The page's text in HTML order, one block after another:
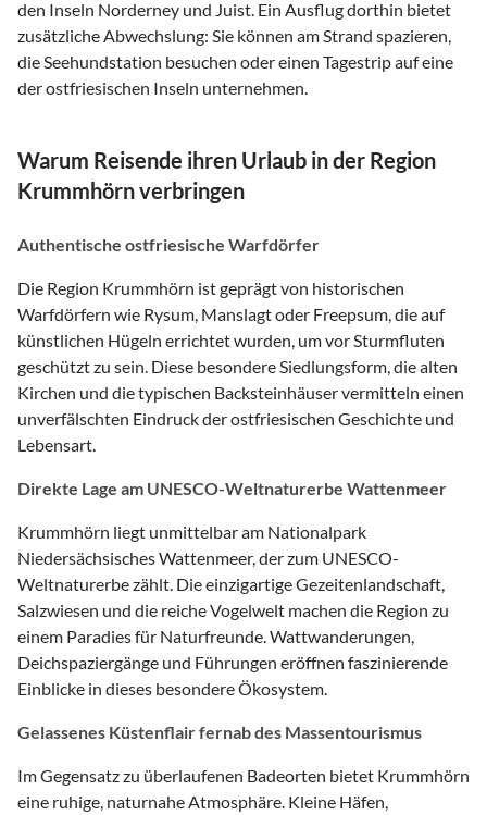
den Inseln Norderney und Juist. Ein Ausflug dorthin bietet
zusätzliche Abwechslung: Sie können am Strand spazieren,
die Seehundstation besuchen oder einen Tagestrip auf eine
der ostfriesischen Inseln unternehmen.
Warum Reisende ihren Urlaub in der Region
Krummhörn verbringen
Authentische ostfriesische Warfdörfer
Die Region Krummhörn ist geprägt von historischen
Warfdörfern wie Rysum, Manslagt oder Freepsum, die auf
künstlichen Hügeln errichtet wurden, um vor Sturmfluten
geschützt zu sein. Diese besondere Siedlungsform, die alten
Kirchen und die typischen Backsteinhäuser vermitteln einen
unverfälschten Eindruck der ostfriesischen Geschichte und
Lebensart.
Direkte Lage am UNESCO-Weltnaturerbe Wattenmeer
Krummhörn liegt unmittelbar am Nationalpark
Niedersächsisches Wattenmeer, der zum UNESCO-
Weltnaturerbe zählt. Die einzigartige Gezeitenlandschaft,
Salzwiesen und die reiche Vogelwelt machen die Region zu
einem Paradies für Naturfreunde. Wattwanderungen,
Deichspaziergänge und Führungen eröffnen faszinierende
Einblicke in dieses besondere Ökosystem.
Gelassenes Küstenflair fernab des Massentourismus
Im Gegensatz zu überlaufenen Badeorten bietet Krummhörn
eine ruhige, naturnahe Atmosphäre. Kleine Häfen,